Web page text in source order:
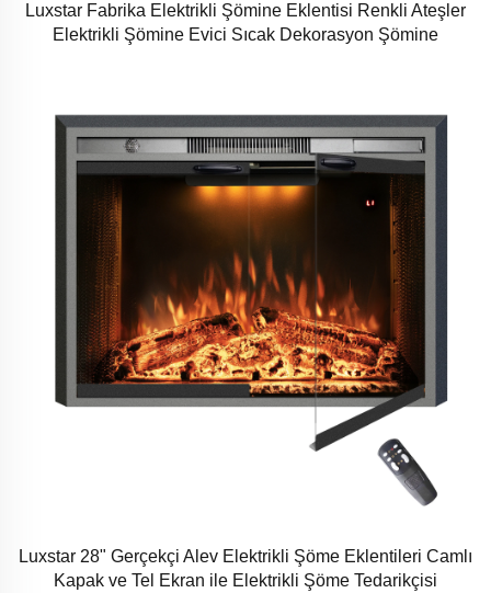
Luxstar Fabrika Elektrikli Şömine Eklentisi Renkli Ateşler
Elektrikli Şömine Evici Sıcak Dekorasyon Şömine
Luxstar 28" Gerçekçi Alev Elektrikli Şöme Eklentileri Camlı
Kapak ve Tel Ekran ile Elektrikli Şöme Tedarikçisi